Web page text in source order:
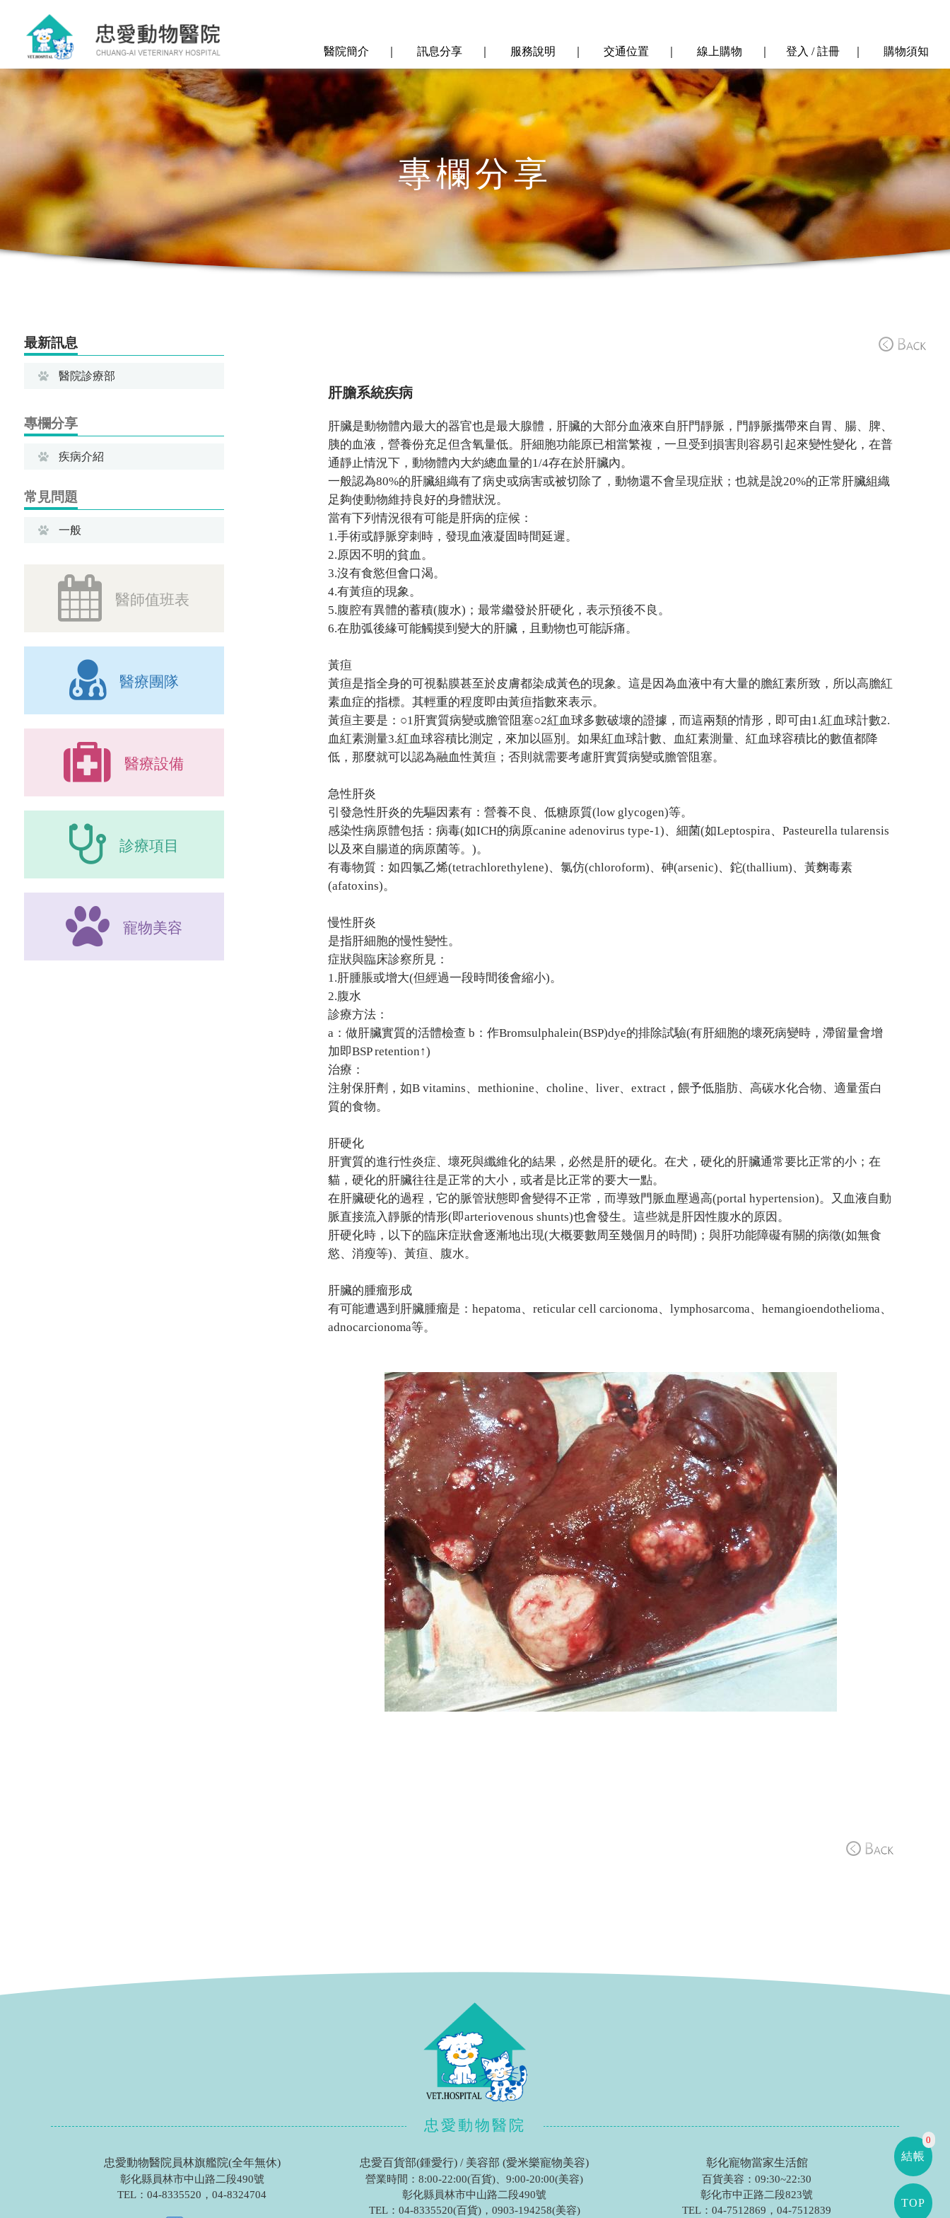
結帳
0
TOP
醫院簡介 訊息分享 服務說明 交通位置 線上購物 登入 / 註冊 購物須知
專欄分享
最新訊息
醫院診療部
專欄分享
疾病介紹
症）
- 骨骼關節疾病
肝膽系統疾病
犬子宮蓄膿症
常見問題
一般
會中毒？
什麼樣的狀況需要立即就醫?
預防針的施打計畫
撿到小狗小貓怎麼處理?
醫師值班表
醫療團隊
醫療設備
診療項目
寵物美容
肝膽系統疾病
肝臟是動物體內最大的器官也是最大腺體，肝臟的大部分血液來自肝門靜脈，門靜脈攜帶來自胃、腸、脾、
胰的血液，營養份充足但含氧量低。肝細胞功能原已相當繁複，一旦受到損害則容易引起來變性變化，在普
通靜止情況下，動物體內大約總血量的1/4存在於肝臟內。
一般認為80%的肝臟組織有了病史或病害或被切除了，動物還不會呈現症狀；也就是說20%的正常肝臟組織
足夠使動物維持良好的身體狀況。
當有下列情況很有可能是肝病的症候：
1.手術或靜脈穿刺時，發現血液凝固時間延遲。
2.原因不明的貧血。
3.沒有食慾但會口渴。
4.有黃疸的現象。
5.腹腔有異體的蓄積(腹水)；最常繼發於肝硬化，表示預後不良。
6.在肋弧後緣可能觸摸到變大的肝臟，且動物也可能訴痛。
黃疸
黃疸是指全身的可視黏膜甚至於皮膚都染成黃色的現象。這是因為血液中有大量的膽紅素所致，所以高膽紅
素血症的指標。其輕重的程度即由黃疸指數來表示。
黃疸主要是：○1肝實質病變或膽管阻塞○2紅血球多數破壞的證據，而這兩類的情形，即可由1.紅血球計數2.
血紅素測量3.紅血球容積比測定，來加以區別。如果紅血球計數、血紅素測量、紅血球容積比的數值都降
低，那麼就可以認為融血性黃疸；否則就需要考慮肝實質病變或膽管阻塞。
急性肝炎
引發急性肝炎的先驅因素有：營養不良、低糖原質(low glycogen)等。
感染性病原體包括：病毒(如ICH的病原canine adenovirus type-1)、細菌(如Leptospira、Pasteurella tularensis
以及來自腸道的病原菌等。)。
有毒物質：如四氯乙烯(tetrachlorethylene)、氯仿(chloroform)、砷(arsenic)、鉈(thallium)、黃麴毒素
(afatoxins)。
慢性肝炎
是指肝細胞的慢性變性。
症狀與臨床診察所見：
1.肝腫脹或增大(但經過一段時間後會縮小)。
2.腹水
診療方法：
a：做肝臟實質的活體檢查 b：作Bromsulphalein(BSP)dye的排除試驗(有肝細胞的壞死病變時，滯留量會增
加即BSP retention↑)
治療：
注射保肝劑，如B vitamins、methionine、choline、liver、extract，餵予低脂肪、高碳水化合物、適量蛋白
質的食物。
肝硬化
肝實質的進行性炎症、壞死與纖維化的結果，必然是肝的硬化。在犬，硬化的肝臟通常要比正常的小；在
貓，硬化的肝臟往往是正常的大小，或者是比正常的要大一點。
在肝臟硬化的過程，它的脈管狀態即會變得不正常，而導致門脈血壓過高(portal hypertension)。又血液自動
脈直接流入靜脈的情形(即arteriovenous shunts)也會發生。這些就是肝因性腹水的原因。
肝硬化時，以下的臨床症狀會逐漸地出現(大概要數周至幾個月的時間)；與肝功能障礙有關的病徵(如無食
慾、消瘦等)、黃疸、腹水。
肝臟的腫瘤形成
有可能遭遇到肝臟腫瘤是：hepatoma、reticular cell carcionoma、lymphosarcoma、hemangioendothelioma、
adnocarcionoma等。
忠愛動物醫院
忠愛動物醫院員林旗艦院(全年無休)
彰化縣員林市中山路二段490號
TEL：04-8335520 ，04-8324704
忠愛百貨部(鍾愛行) / 美容部 (愛米樂寵物美容)
營業時間：8:00-22:00(百貨)、9:00-20:00(美容)
彰化縣員林市中山路二段490號
TEL： 04-8335520(百貨)， 0903-194258(美容)
彰化寵物當家生活館
百貨美容：09:30~22:30
彰化市中正路二段823號
TEL：04-7512869 ，04-7512839